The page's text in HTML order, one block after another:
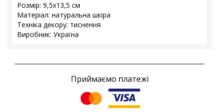
Розмір: 9,5x13,5 см
Матеріал: натуральна шкіра
Техніка декору: тиснення
Виробник: Україна
Приймаємо платежі